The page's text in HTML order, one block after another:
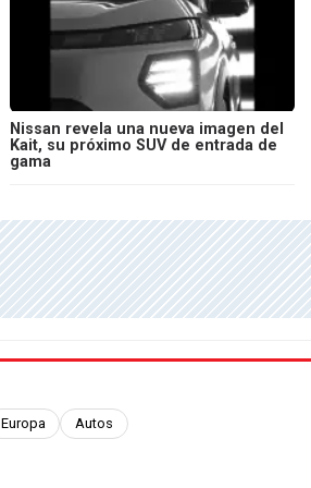
Nissan revela una nueva imagen del
Kait, su próximo SUV de entrada de
gama
Europa Autos